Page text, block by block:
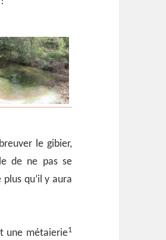
le gibier,
de ne pas se
qu’il y aura
une métaierie1